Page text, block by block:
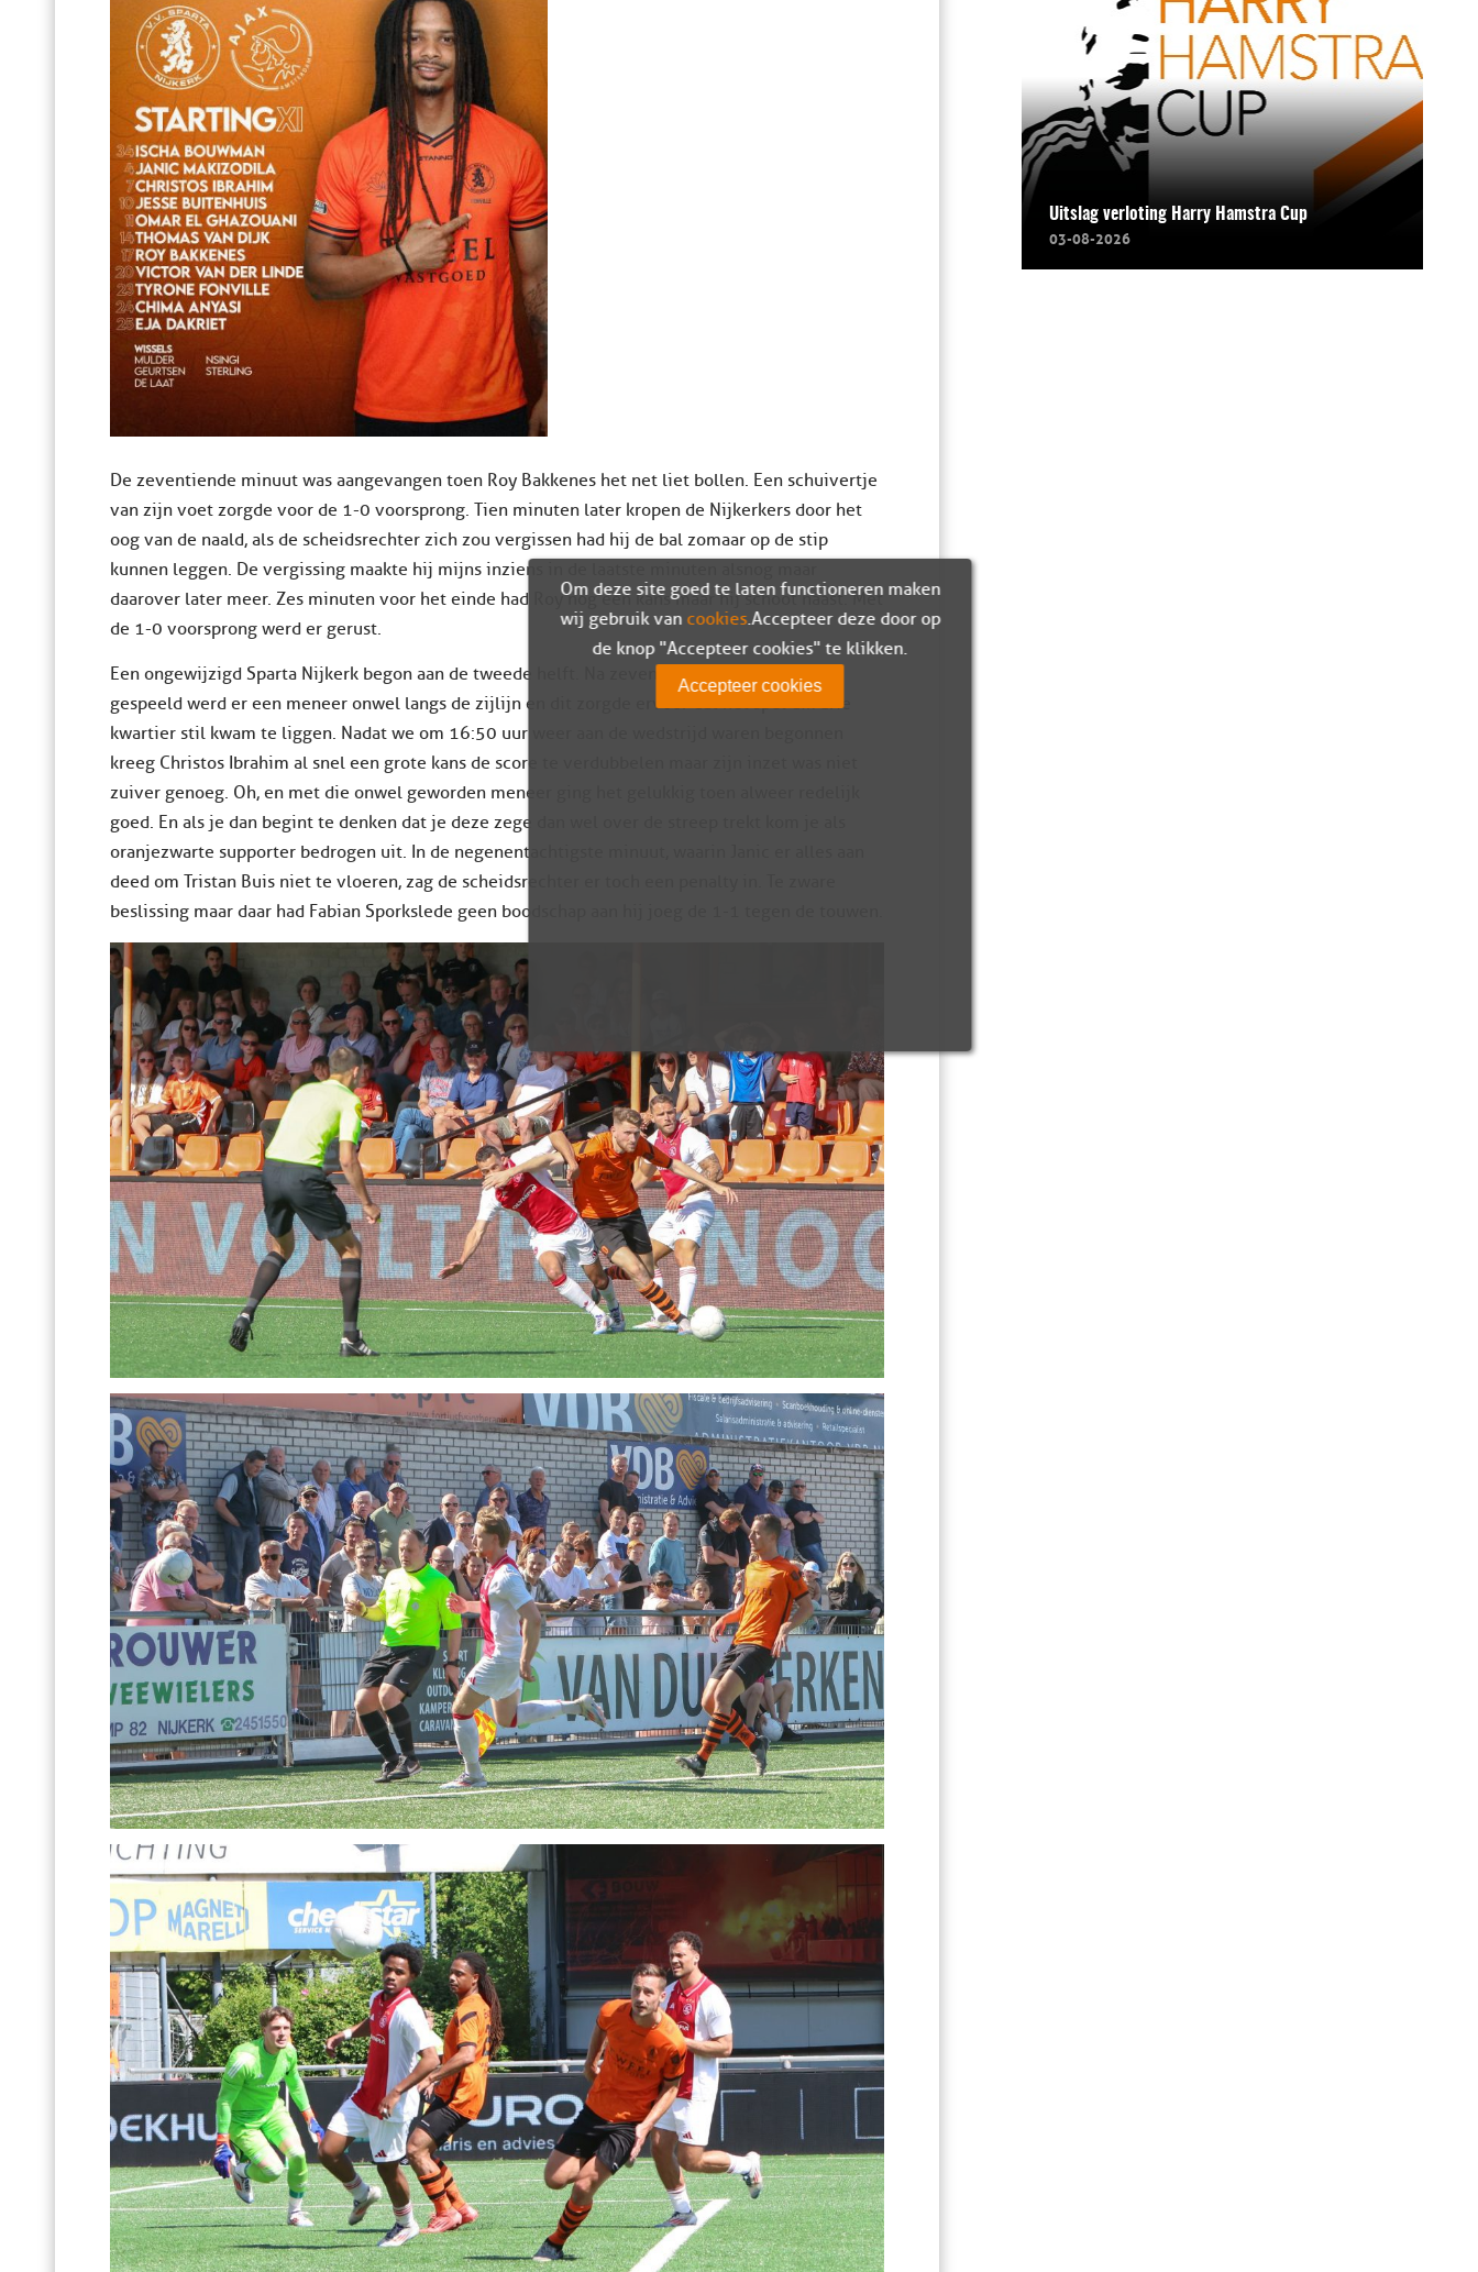
De zeventiende minuut was aangevangen toen Roy Bakkenes het net liet bollen. Een schuivertje
van zijn voet zorgde voor de 1-0 voorsprong. Tien minuten later kropen de Nijkerkers door het
oog van de naald, als de scheidsrechter zich zou vergissen had hij de bal zomaar op de stip
kunnen leggen. De vergissing maakte hij mijns inziens in de laatste minuten alsnog maar
daarover later meer. Zes minuten voor het einde had Roy nog een kans maar hij schoot naast. Met
de 1-0 voorsprong werd er gerust.
Een ongewijzigd Sparta Nijkerk begon aan de tweede helft. Na zeven minuten te hebben
gespeeld werd er een meneer onwel langs de zijlijn en dit zorgde ervoor dat het spel dik drie
kwartier stil kwam te liggen. Nadat we om 16:50 uur weer aan de wedstrijd waren begonnen
kreeg Christos Ibrahim al snel een grote kans de score te verdubbelen maar zijn inzet was niet
zuiver genoeg. Oh, en met die onwel geworden meneer ging het gelukkig toen alweer redelijk
goed. En als je dan begint te denken dat je deze zege dan wel over de streep trekt kom je als
oranjezwarte supporter bedrogen uit. In de negenentachtigste minuut, waarin Janic er alles aan
deed om Tristan Buis niet te vloeren, zag de scheidsrechter er toch een penalty in. Te zware
beslissing maar daar had Fabian Sporkslede geen boodschap aan hij joeg de 1-1 tegen de touwen.
Uitslag verloting Harry Hamstra Cup
03-08-2026
Om deze site goed te laten functioneren maken
wij gebruik van cookies. Accepteer deze door op
de knop "Accepteer cookies" te klikken.
Accepteer cookies